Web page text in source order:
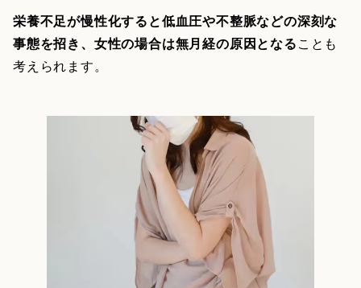
栄養不足が慢性化すると低血圧や不整脈などの深刻な
事態を招き、女性の場合は無月経の原因となることも
考えられます。